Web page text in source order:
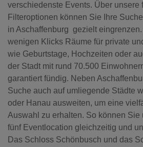
verschiedenste Events. Über unsere
Filteroptionen können Sie Ihre
in Aschaffenburg gezielt
wenigen Klicks Räume für private
wie Geburtstage, Hochzeiten oder
der Stadt mit rund 70.500
garantiert fündig. Neben
Suche auch auf umliegende Städte
oder Hanau ausweiten, um eine
Auswahl zu erhalten. So können Sie
fünf Eventlocation gleichzeitig und
Das Schloss Schönbusch und das